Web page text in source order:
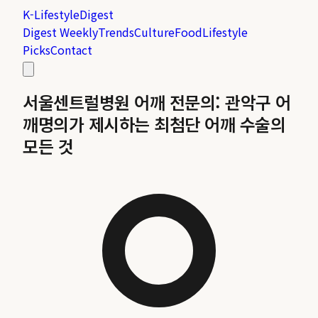
K-LifestyleDigest
Digest WeeklyTrendsCultureFoodLifestyle
PicksContact
서울센트럴병원 어깨 전문의: 관악구 어
깨명의가 제시하는 최첨단 어깨 수술의
모든 것